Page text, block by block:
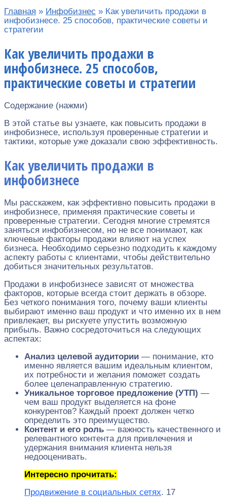
Главная » Инфобизнес » Как увеличить продажи в
инфобизнесе. 25 способов, практические советы и
стратегии
Как увеличить продажи в
инфобизнесе. 25 способов,
практические советы и стратегии
Содержание (нажми)
В этой статье вы узнаете, как повысить продажи в
инфобизнесе, используя проверенные стратегии и
тактики, которые уже доказали свою эффективность.
Как увеличить продажи в
инфобизнесе
Мы расскажем, как эффективно повысить продажи в
инфобизнесе, применяя практические советы и
проверенные стратегии. Сегодня многие стремятся
заняться инфобизнесом, но не все понимают, как
ключевые факторы продажи влияют на успех
бизнеса. Необходимо серьезно подходить к каждому
аспекту работы с клиентами, чтобы действительно
добиться значительных результатов.
Продажи в инфобизнесе зависят от множества
факторов, которые всегда стоит держать в обзоре.
Без четкого понимания того, почему ваши клиенты
выбирают именно ваш продукт и что именно их в нем
привлекает, вы рискуете упустить возможную
прибыль. Важно сосредоточиться на следующих
аспектах:
Анализ целевой аудитории — понимание, кто
именно является вашим идеальным клиентом,
их потребности и желания поможет создать
более целенаправленную стратегию.
Уникальное торговое предложение (УТП) —
чем ваш продукт выделяется на фоне
конкурентов? Каждый проект должен четко
определить это преимущество.
Контент и его роль — важность качественного и
релевантного контента для привлечения и
удержания внимания клиента нельзя
недооценивать.
Интересно прочитать:
Продвижение в социальных сетях. 17